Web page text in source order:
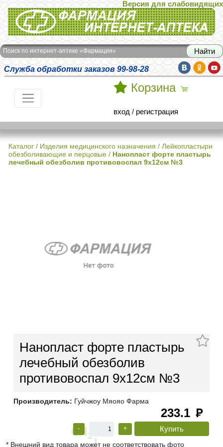
Интернет-аптека Фармация
Версия для слабовидящих
Поиск по интернет-аптеке «Фармация»
Служба обработки заказов 99-98-28
Корзина
вход / регистрация
Каталог / Изделия медицинского назначения / Лейкопластыри
обезболивающие и перцовые / Нанопласт форте пластырь
лечебный обезболив противовоспал 9х12см №3
Нанопласт форте пластырь
лечебный обезболив
противовоспал 9х12см №3
Производитель: Гуйчжоу Мяояо Фарма
233.1 руб
- +
* Внешний вид товара может не соответствовать фото